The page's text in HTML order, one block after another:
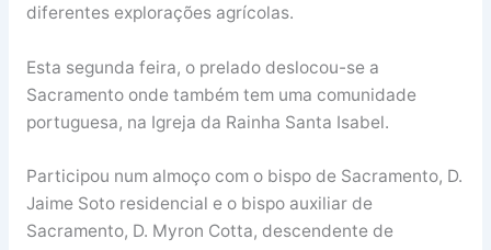
diferentes explorações agrícolas.
Esta segunda feira, o prelado deslocou-se a
Sacramento onde também tem uma comunidade
portuguesa, na Igreja da Rainha Santa Isabel.
Participou num almoço com o bispo de Sacramento, D.
Jaime Soto residencial e o bispo auxiliar de
Sacramento, D. Myron Cotta, descendente de